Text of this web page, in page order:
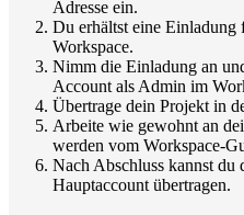
Adresse ein.
Du erhältst eine
Workspace.
Nimm die Einladung an
Account als Admin im
Übertrage dein Projekt in
Arbeite wie gewohnt an
werden vom Workspace-
Nach Abschluss kannst du
Hauptaccount übertragen.